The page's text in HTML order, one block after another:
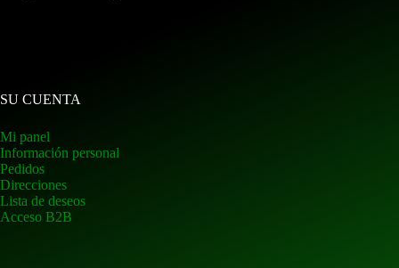
SU CUENTA
Mi panel
Información personal
Pedidos
Direcciones
Lista de deseos
Acceso B2B